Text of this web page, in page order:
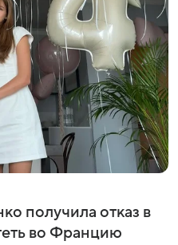
получила отказ в
во Францию